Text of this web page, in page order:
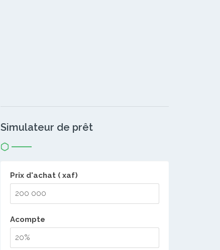
Simulateur de prêt
Prix d'achat ( xaf)
Acompte